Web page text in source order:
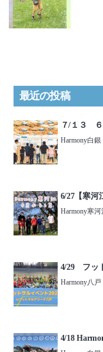
最近の投稿
７/１３
Harmony白銀
6/27【寒河
Harmony寒河
4/29 フッ
Harmony八戸
4/18